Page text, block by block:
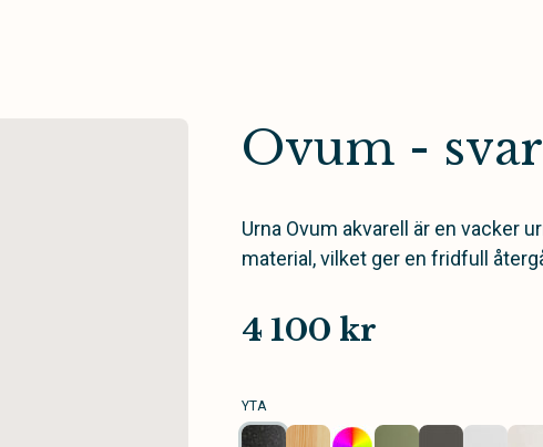
Ovum -
Urna Ovum akvarell är en vacker
material, vilket ger en fridfull
4 100 kr
YTA